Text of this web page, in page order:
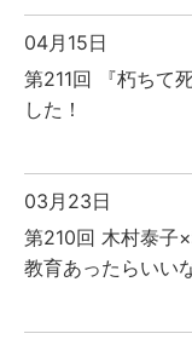
04月15日
第211回 『朽ちて
した！
03月23日
第210回 木村泰子
教育あったらいい